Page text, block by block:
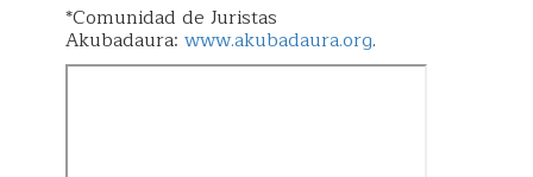
*Comunidad de Juristas
Akubadaura: www.akubadaura.org.